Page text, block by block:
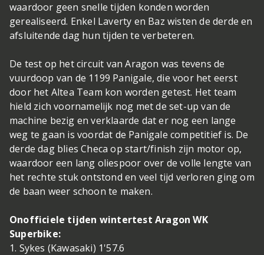
waardoor geen snelle tijden konden worden
gerealiseerd. Enkel Laverty en Baz wisten de derde en
afsluitende dag hun tijden te verbeteren.
De test op het circuit van Aragon was tevens de
vuurdoop van de 1199 Panigale, die voor het eerst
door het Altea Team kon worden getest. Het team
hield zich voornamelijk nog met de set-up van de
machine bezig en verklaarde dat er nog een lange
weg te gaan is voordat de Panigale competitief is. De
derde dag blies Checa op start/finish zijn motor op,
waardoor een lang oliespoor over de volle lengte van
het rechte stuk ontstond en veel tijd verloren ging om
de baan weer schoon te maken.
Onofficiele tijden wintertest Aragon WK
Superbike:
1. Sykes (Kawasaki) 1'57.6